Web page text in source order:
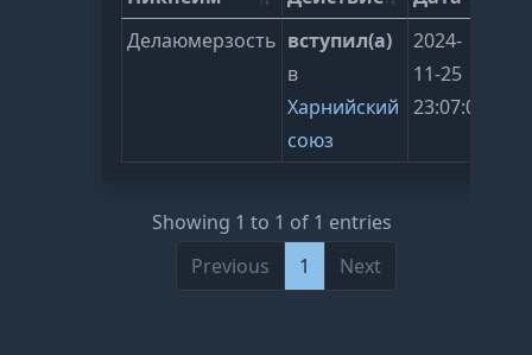
Делаюмерзость вступил(а)
в
Харнийский
союз
2024-
11-25
23:07:00
Showing 1 to 1 of 1 entries
Previous
1 Next